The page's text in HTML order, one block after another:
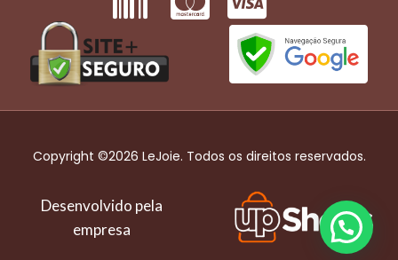
Copyright ©2026 LeJoie. Todos os direitos reservados.
Desenvolvido pela
empresa